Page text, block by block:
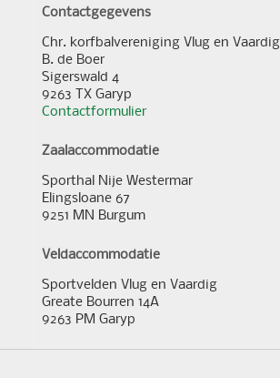
Contactgegevens
Chr. korfbalvereniging Vlug en Vaardig
B. de Boer
Sigerswald 4
9263 TX Garyp
Contactformulier
Zaalaccommodatie
Sporthal Nije Westermar
Elingsloane 67
9251 MN Burgum
Veldaccommodatie
Sportvelden Vlug en Vaardig
Greate Bourren 14A
9263 PM Garyp